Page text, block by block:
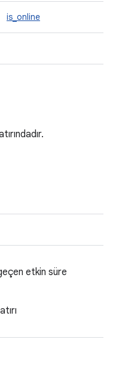
is_online
etkin süre